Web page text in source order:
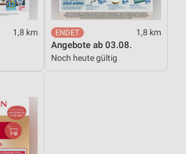
1,8 km 1,8 km
Angebote ab 03.08.
Noch heute gültig